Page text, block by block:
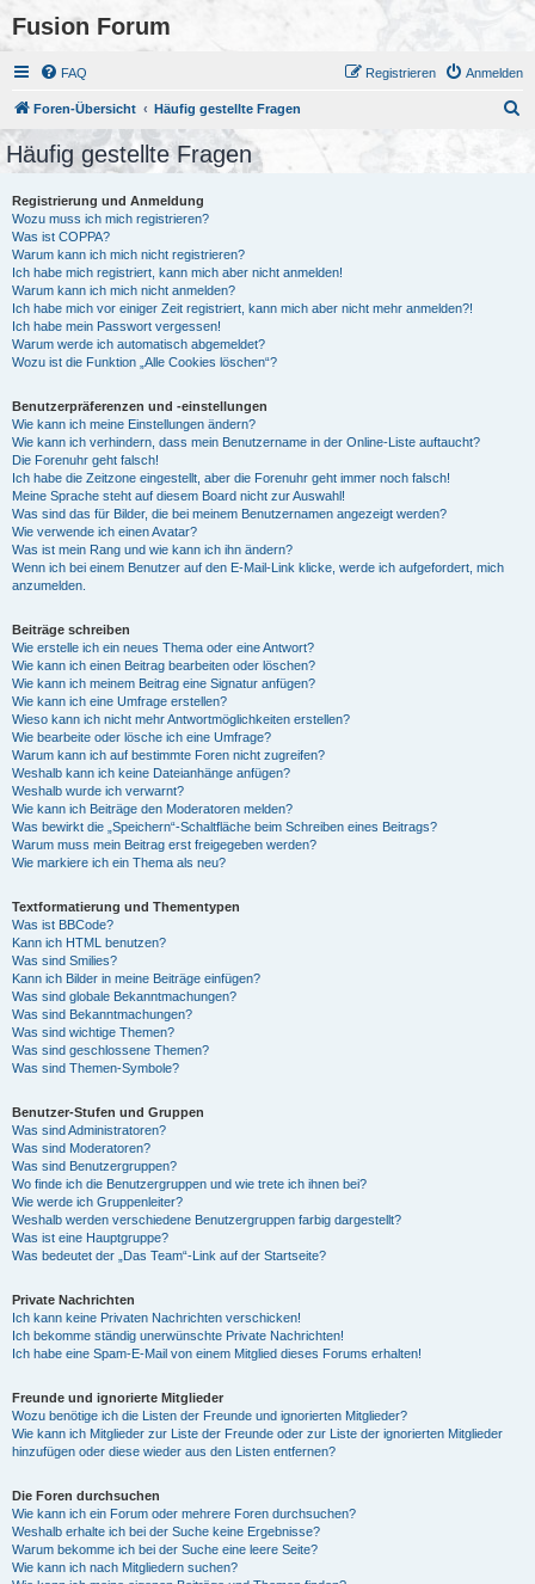
Fusion Forum
FAQ Anmelden
Registrieren
Foren-Übersicht Häufig gestellte Fragen
Häufig gestellte Fragen
Registrierung und Anmeldung
Wozu muss ich mich registrieren?
Was ist COPPA?
Warum kann ich mich nicht registrieren?
Ich habe mich registriert, kann mich aber nicht anmelden!
Warum kann ich mich nicht anmelden?
Ich habe mich vor einiger Zeit registriert, kann mich aber nicht mehr anmelden?!
Ich habe mein Passwort vergessen!
Warum werde ich automatisch abgemeldet?
Wozu ist die Funktion „Alle Cookies löschen“?
Benutzerpräferenzen und -einstellungen
Wie kann ich meine Einstellungen ändern?
Wie kann ich verhindern, dass mein Benutzername in der Online-Liste auftaucht?
Die Forenuhr geht falsch!
Ich habe die Zeitzone eingestellt, aber die Forenuhr geht immer noch falsch!
Meine Sprache steht auf diesem Board nicht zur Auswahl!
Was sind das für Bilder, die bei meinem Benutzernamen angezeigt werden?
Wie verwende ich einen Avatar?
Was ist mein Rang und wie kann ich ihn ändern?
Wenn ich bei einem Benutzer auf den E-Mail-Link klicke, werde ich aufgefordert, mich
anzumelden.
Beiträge schreiben
Wie erstelle ich ein neues Thema oder eine Antwort?
Wie kann ich einen Beitrag bearbeiten oder löschen?
Wie kann ich meinem Beitrag eine Signatur anfügen?
Wie kann ich eine Umfrage erstellen?
Wieso kann ich nicht mehr Antwortmöglichkeiten erstellen?
Wie bearbeite oder lösche ich eine Umfrage?
Warum kann ich auf bestimmte Foren nicht zugreifen?
Weshalb kann ich keine Dateianhänge anfügen?
Weshalb wurde ich verwarnt?
Wie kann ich Beiträge den Moderatoren melden?
Was bewirkt die „Speichern“-Schaltfläche beim Schreiben eines Beitrags?
Warum muss mein Beitrag erst freigegeben werden?
Wie markiere ich ein Thema als neu?
Textformatierung und Thementypen
Was ist BBCode?
Kann ich HTML benutzen?
Was sind Smilies?
Kann ich Bilder in meine Beiträge einfügen?
Was sind globale Bekanntmachungen?
Was sind Bekanntmachungen?
Was sind wichtige Themen?
Was sind geschlossene Themen?
Was sind Themen-Symbole?
Benutzer-Stufen und Gruppen
Was sind Administratoren?
Was sind Moderatoren?
Was sind Benutzergruppen?
Wo finde ich die Benutzergruppen und wie trete ich ihnen bei?
Wie werde ich Gruppenleiter?
Weshalb werden verschiedene Benutzergruppen farbig dargestellt?
Was ist eine Hauptgruppe?
Was bedeutet der „Das Team“-Link auf der Startseite?
Private Nachrichten
Ich kann keine Privaten Nachrichten verschicken!
Ich bekomme ständig unerwünschte Private Nachrichten!
Ich habe eine Spam-E-Mail von einem Mitglied dieses Forums erhalten!
Freunde und ignorierte Mitglieder
Wozu benötige ich die Listen der Freunde und ignorierten Mitglieder?
Wie kann ich Mitglieder zur Liste der Freunde oder zur Liste der ignorierten Mitglieder
hinzufügen oder diese wieder aus den Listen entfernen?
Die Foren durchsuchen
Wie kann ich ein Forum oder mehrere Foren durchsuchen?
Weshalb erhalte ich bei der Suche keine Ergebnisse?
Warum bekomme ich bei der Suche eine leere Seite?
Wie kann ich nach Mitgliedern suchen?